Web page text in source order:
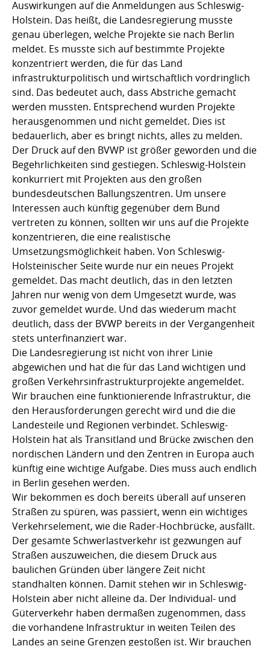
Auswirkungen auf die Anmeldungen aus Schleswig-
Holstein. Das heißt, die Landesregierung musste
genau überlegen, welche Projekte sie nach Berlin
meldet. Es musste sich auf bestimmte Projekte
konzentriert werden, die für das Land
infrastrukturpolitisch und wirtschaftlich vordringlich
sind. Das bedeutet auch, dass Abstriche gemacht
werden mussten. Entsprechend wurden Projekte
herausgenommen und nicht gemeldet. Dies ist
bedauerlich, aber es bringt nichts, alles zu melden.
Der Druck auf den BVWP ist größer geworden und die
Begehrlichkeiten sind gestiegen. Schleswig-Holstein
konkurriert mit Projekten aus den großen
bundesdeutschen Ballungszentren. Um unsere
Interessen auch künftig gegenüber dem Bund
vertreten zu können, sollten wir uns auf die Projekte
konzentrieren, die eine realistische
Umsetzungsmöglichkeit haben. Von Schleswig-
Holsteinischer Seite wurde nur ein neues Projekt
gemeldet. Das macht deutlich, das in den letzten
Jahren nur wenig von dem Umgesetzt wurde, was
zuvor gemeldet wurde. Und das wiederum macht
deutlich, dass der BVWP bereits in der Vergangenheit
stets unterfinanziert war.
Die Landesregierung ist nicht von ihrer Linie
abgewichen und hat die für das Land wichtigen und
großen Verkehrsinfrastrukturprojekte angemeldet.
Wir brauchen eine funktionierende Infrastruktur, die
den Herausforderungen gerecht wird und die die
Landesteile und Regionen verbindet. Schleswig-
Holstein hat als Transitland und Brücke zwischen den
nordischen Ländern und den Zentren in Europa auch
künftig eine wichtige Aufgabe. Dies muss auch endlich
in Berlin gesehen werden.
Wir bekommen es doch bereits überall auf unseren
Straßen zu spüren, was passiert, wenn ein wichtiges
Verkehrselement, wie die Rader-Hochbrücke, ausfällt.
Der gesamte Schwerlastverkehr ist gezwungen auf
Straßen auszuweichen, die diesem Druck aus
baulichen Gründen über längere Zeit nicht
standhalten können. Damit stehen wir in Schleswig-
Holstein aber nicht alleine da. Der Individual- und
Güterverkehr haben dermaßen zugenommen, dass
die vorhandene Infrastruktur in weiten Teilen des
Landes an seine Grenzen gestoßen ist. Wir brauchen